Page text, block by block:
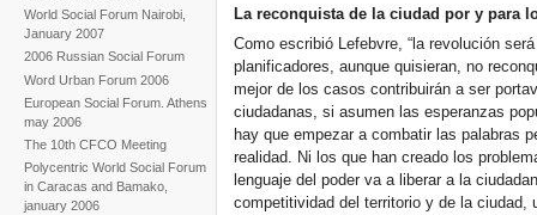
World Social Forum Nairobi,
January 2007
2006 Russian Social Forum
Word Urban Forum 2006
European Social Forum. Athens
may 2006
The 10th CFCO Meeting
Polycentric World Social Forum
in Caracas and Bamako,
january 2006
La reconquista de la ciudad por y para
Como escribió Lefebvre, “la revolución
planificadores, aunque quisieran, no
mejor de los casos contribuirán a ser
ciudadanas, si asumen las esperanzas
hay que empezar a combatir las palabras
realidad. Ni los que han creado los
lenguaje del poder va a liberar a la
competitividad del territorio y de la ciudad,